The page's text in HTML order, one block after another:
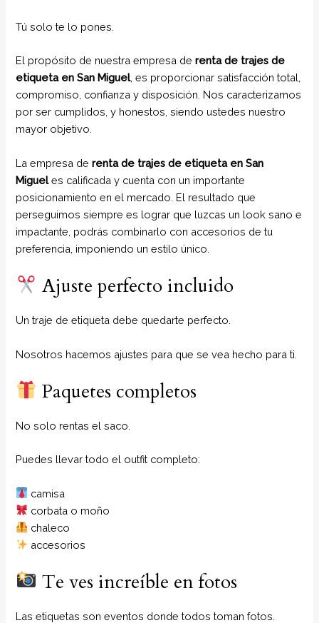
Tú solo te lo pones.
El propósito de nuestra empresa derenta de trajes de
etiqueta en San Miguel, es proporcionar satisfacción total,
compromiso, confianza y disposición. Nos caracterizamos
por ser cumplidos, y honestos, siendo ustedes nuestro
mayor objetivo.
La empresa derenta de trajes de etiqueta en San
Migueles calificada y cuenta con un importante
posicionamiento en el mercado. El resultado que
perseguimos siempre es lograr que luzcas un look sano e
impactante, podrás combinarlo con accesorios de tu
preferencia, imponiendo un estilo único.
Ajuste perfecto incluido
Un traje de etiqueta debe quedarte perfecto.
Nosotros hacemos ajustes para que se vea hecho para ti.
Paquetes completos
No solo rentas el saco.
Puedes llevar todo el outfit completo:
camisa
corbata o moño
chaleco
accesorios
Te ves increíble en fotos
Las etiquetas son eventos donde todos toman fotos.